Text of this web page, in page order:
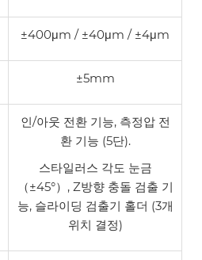
±400μm / ±40μm / ±4μm
±5mm
인/아웃 전환 기능, 측정압 전
환 기능 (5단).
스타일러스 각도 눈금
（±45°）, Z방향 충돌 검출 기
능, 슬라이딩 검출기 홀더 (3개
위치 결정)